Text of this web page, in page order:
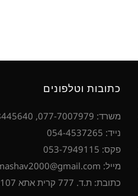
כתובות וטלפונים
משרד: 077-7007979, 04-8445640
נייד: 054-4537265
פקס: 053-7949115
מייל: mashav2000@gmail.com
כתובת: ת.ד. 777 קרית אתא 28107